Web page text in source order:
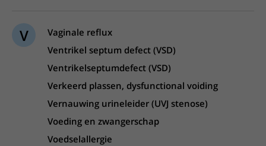
V
Vaginale reflux
Ventrikel septum defect (VSD)
Ventrikelseptumdefect (VSD)
Verkeerd plassen, dysfunctional voiding
Vernauwing urineleider (UVJ stenose)
Voeding en zwangerschap
Voedselallergie